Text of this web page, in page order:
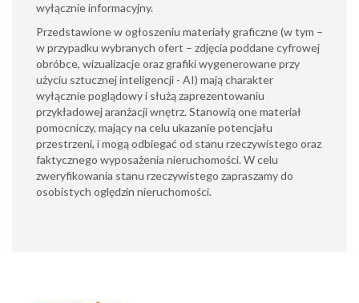
wyłącznie informacyjny.
​Przedstawione w ogłoszeniu materiały graficzne (w tym –
w przypadku wybranych ofert – zdjęcia poddane cyfrowej
obróbce, wizualizacje oraz grafiki wygenerowane przy
użyciu sztucznej inteligencji - AI) mają charakter
wyłącznie poglądowy i służą zaprezentowaniu
przykładowej aranżacji wnętrz. Stanowią one materiał
pomocniczy, mający na celu ukazanie potencjału
przestrzeni, i mogą odbiegać od stanu rzeczywistego oraz
faktycznego wyposażenia nieruchomości. W celu
zweryfikowania stanu rzeczywistego zapraszamy do
osobistych oględzin nieruchomości.